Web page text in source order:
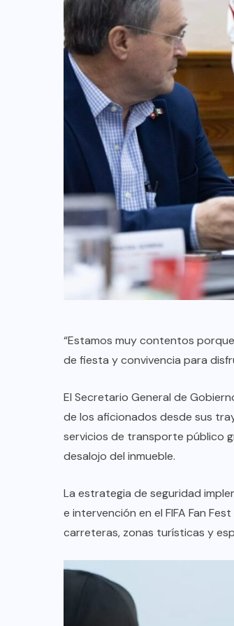
“Estamos muy contentos
de fiesta y convivencia para
El Secretario General de
de los aficionados desde sus
servicios de transporte público
desalojo del inmueble.
La estrategia de seguridad
e intervención en el FIFA Fan
carreteras, zonas turísticas y